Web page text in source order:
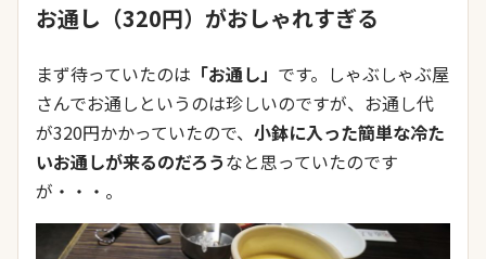
お通し（320円）がおしゃれすぎる
まず待っていたのは 「お通し」 です。しゃぶしゃぶ屋
さんでお通しというのは珍しいのですが、お通し代
が320円かかっていたので、 小鉢に入った簡単な冷た
いお通しが来るのだろうなと思っていたのです
が・・・。